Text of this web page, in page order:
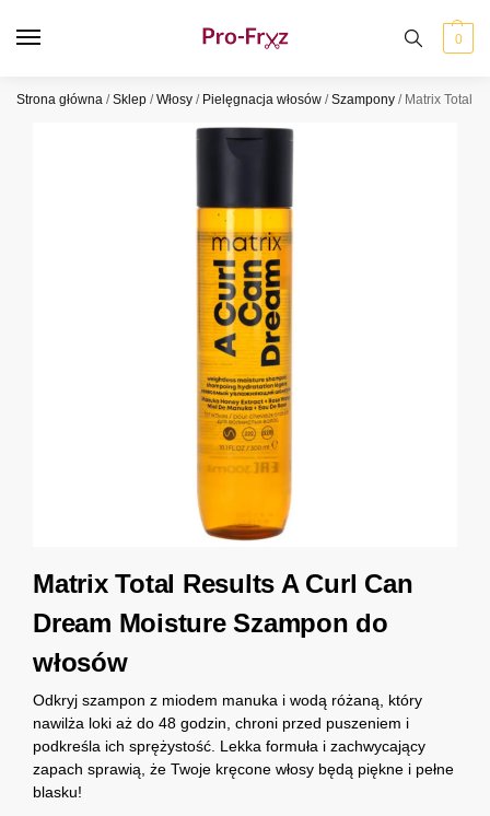
0
Strona główna /Sklep /Włosy / Pielęgnacja włosów /Szampony / Matrix Total
Matrix Total Results A Curl Can
Dream Moisture Szampon do
włosów
Odkryj szampon z miodem manuka i wodą różaną, który
nawilża loki aż do 48 godzin, chroni przed puszeniem i
podkreśla ich sprężystość. Lekka formuła i zachwycający
zapach sprawią, że Twoje kręcone włosy będą piękne i pełne
blasku!